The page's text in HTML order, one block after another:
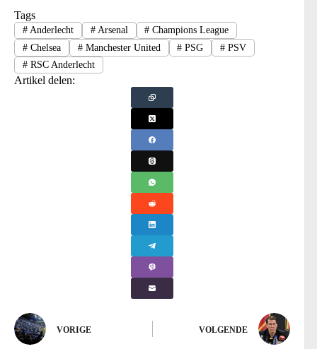
Tags
#Anderlecht #Arsenal # Champions League
#Chelsea #Manchester United # PSG # PSV
#RSC Anderlecht
Artikel delen:
VORIGE VOLGENDE